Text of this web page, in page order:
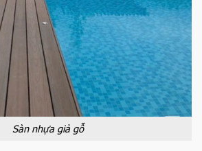
Sàn nhựa giả gỗ